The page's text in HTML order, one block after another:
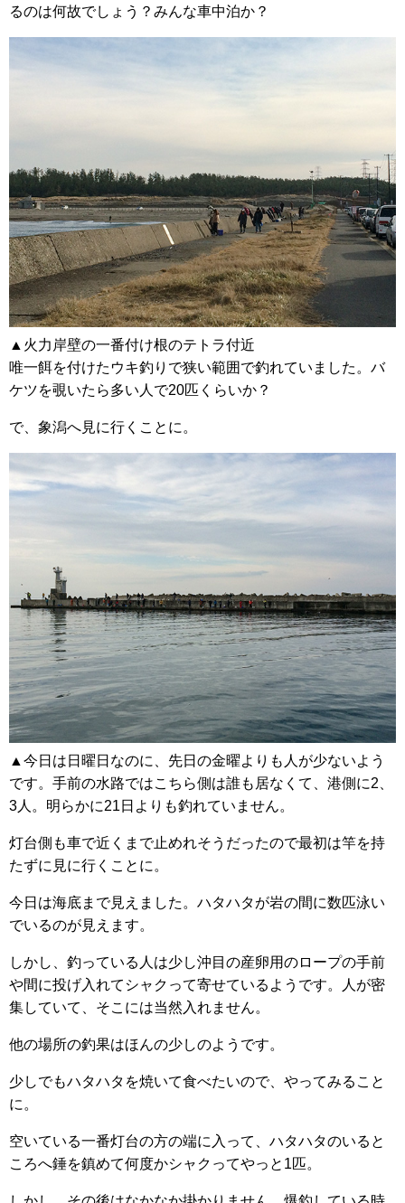
るのは何故でしょう？みんな車中泊か？
▲火力岸壁の一番付け根のテトラ付近
唯一餌を付けたウキ釣りで狭い範囲で釣れていました。バ
ケツを覗いたら多い人で20匹くらいか？
で、象潟へ見に行くことに。
▲今日は日曜日なのに、先日の金曜よりも人が少ないよう
です。手前の水路ではこちら側は誰も居なくて、港側に2、
3人。明らかに21日よりも釣れていません。
灯台側も車で近くまで止めれそうだったので最初は竿を持
たずに見に行くことに。
今日は海底まで見えました。ハタハタが岩の間に数匹泳い
でいるのが見えます。
しかし、釣っている人は少し沖目の産卵用のロープの手前
や間に投げ入れてシャクって寄せているようです。人が密
集していて、そこには当然入れません。
他の場所の釣果はほんの少しのようです。
少しでもハタハタを焼いて食べたいので、やってみること
に。
空いている一番灯台の方の端に入って、ハタハタのいると
ころへ錘を鎮めて何度かシャクってやっと1匹。